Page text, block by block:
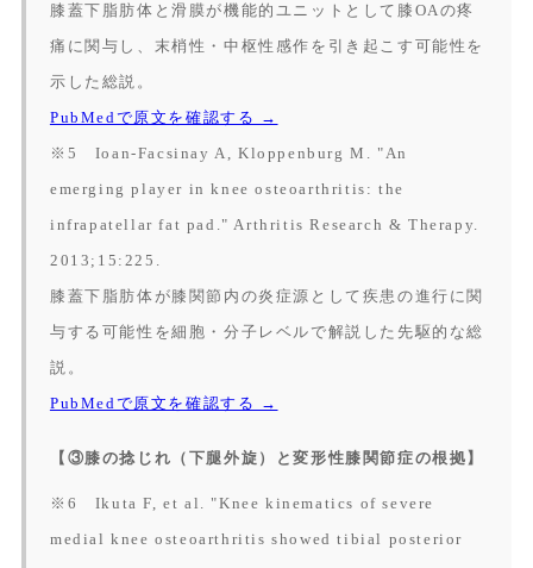
膝蓋下脂肪体と滑膜が機能的ユニットとして膝OAの疼
痛に関与し、末梢性・中枢性感作を引き起こす可能性を
示した総説。
PubMedで原文を確認する →
※5 Ioan-Facsinay A, Kloppenburg M. "An
emerging player in knee osteoarthritis: the
infrapatellar fat pad."Arthritis Research & Therapy.
2013;15:225.
膝蓋下脂肪体が膝関節内の炎症源として疾患の進行に関
与する可能性を細胞・分子レベルで解説した先駆的な総
説。
PubMedで原文を確認する →
【③膝の捻じれ（下腿外旋）と変形性膝関節症の根拠】
※6 Ikuta F, et al. "Knee kinematics of severe
medial knee osteoarthritis showed tibial posterior